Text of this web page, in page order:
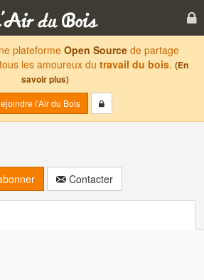
plateforme Open Sourcede partage
les amoureux du travail du bois. (En
savoir plus)
l'Air du Bois
Contacter